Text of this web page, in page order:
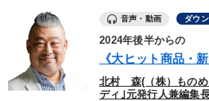
音声・動画 ダウ
2024年後半からの
《大ヒット商品・
北村 森(（株）ものめ
ディ｣元発行人兼編集